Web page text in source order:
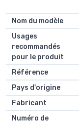
Nom du modèle
Usages
recommandés
pour le produit
Référence
Pays d'origine
Fabricant
Numéro de